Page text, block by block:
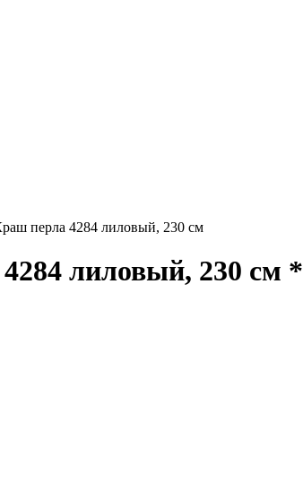
перла 4284 лиловый, 230 см
лиловый, 230 см *